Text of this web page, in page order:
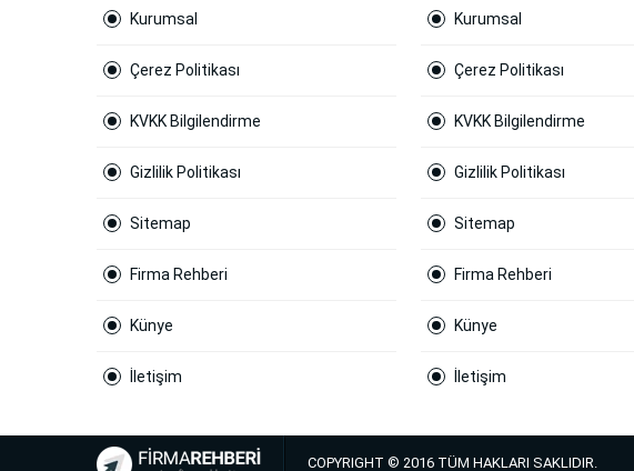
Kurumsal
Çerez Politikası
KVKK Bilgilendirme
Gizlilik Politikası
Sitemap
Firma Rehberi
Künye
İletişim
Kurumsal
Çerez Politikası
KVKK Bilgilendirme
Gizlilik Politikası
Sitemap
Firma Rehberi
Künye
İletişim
COPYRIGHT © 2016 TÜM HAKLARI SAKLIDIR.